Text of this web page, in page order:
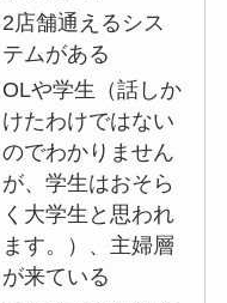
2店舗通えるシス
テムがある
OLや学生（話しか
けたわけではない
のでわかりません
が、学生はおそら
く大学生と思われ
ます。）、主婦層
が来ている